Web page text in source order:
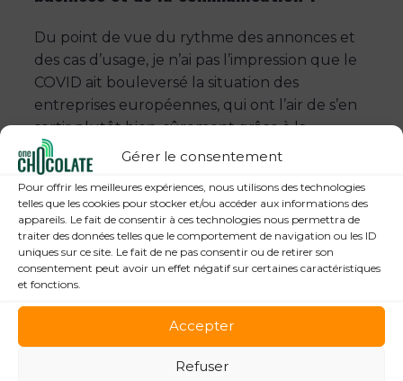
Gérer le consentement
Pour offrir les meilleures expériences, nous utilisons des technologies
telles que les cookies pour stocker et/ou accéder aux informations des
appareils. Le fait de consentir à ces technologies nous permettra de
traiter des données telles que le comportement de navigation ou les ID
uniques sur ce site. Le fait de ne pas consentir ou de retirer son
consentement peut avoir un effet négatif sur certaines caractéristiques
et fonctions.
Accepter
Refuser
Du point de vue du rythme des annonces et
des cas d’usage, je n’ai pas l’impression que le
COVID ait bouleversé la situation des
entreprises européennes, qui ont l’air de s’en
sortir plutôt bien, sûrement grâce à la
généralisation du télétravail qui a entraîné
une augmentation des investissements des
entreprises dans le renouvellement de leurs
infrastructures informatiques.
En matière de communication, les nombreux
événements virtuels auxquels j’ai été invité
pour remplacer les événements physiques
initialement prévus ne m’ont
malheureusement pas convaincu ni apporté
autant de valeur ajoutée. Dans la presse